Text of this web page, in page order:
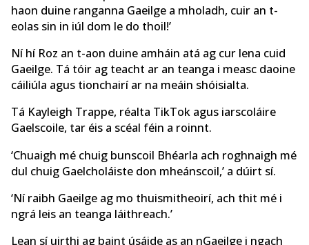
haon duine ranganna Gaeilge a mholadh, cuir an t-
eolas sin in iúl dom le do thoil!’
Ní hí Roz an t-aon duine amháin atá ag cur lena cuid
Gaeilge. Tá tóir ag teacht ar an teanga i measc daoine
cáiliúla agus tionchairí ar na meáin shóisialta.
Tá Kayleigh Trappe, réalta TikTok agus iarscoláire
Gaelscoile, tar éis a scéal féin a roinnt.
‘Chuaigh mé chuig bunscoil Bhéarla ach roghnaigh mé
dul chuig Gaelcholáiste don mheánscoil,’ a dúirt sí.
‘Ní raibh Gaeilge ag mo thuismitheoirí, ach thit mé i
ngrá leis an teanga láithreach.’
Lean sí uirthi ag baint úsáide as an nGaeilge i ngach